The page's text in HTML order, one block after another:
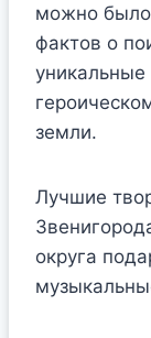
можно было
фактов о
уникальные
земли.
Лучшие
округа